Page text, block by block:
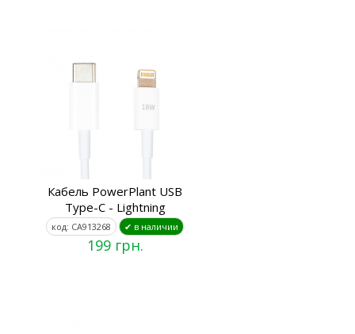
Кабель PowerPlant USB
Type-C - Lightning
код: CA913268 ✔ в наличии
199 грн.